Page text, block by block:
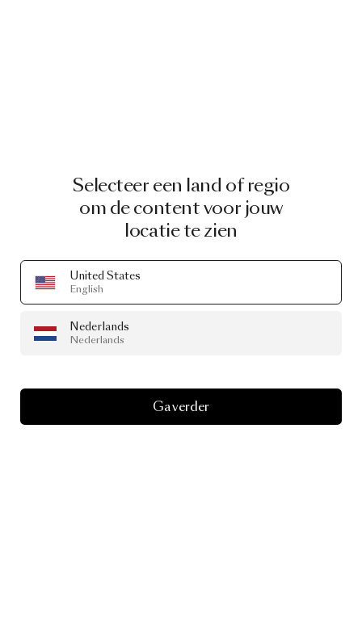
Selecteer een land of regio
om de content voor jouw
locatie te zien
United States
English
Nederlands
Nederlands
Ga verder